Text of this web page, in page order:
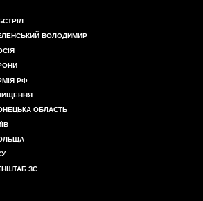
ВОЛОДИМИР
РФ
ОБЛАСТЬ
ЗС